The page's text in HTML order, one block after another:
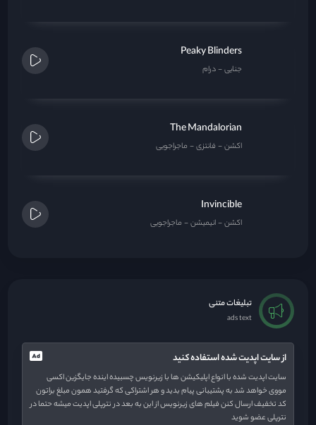
Peaky Blinders
جنایی درام
The Mandalorian
اکشن فانتزی ماجراجویی
Invincible
اکشن انیمیشن ماجراجویی
تبلیغات متنی
ads text
از سایت اپدیت شده استفاده کنید
سایت اپدیت شده با انواع اپلیکیشن ها با زیرنویس چسبیده اینده جایگزین اکسی
مووی خواهد شد به پشتیبانی پیام بدید و هر اشتراکی که گرفتید همون مبلغ براتون
کد تخفیف ارسال کنن فیلم های زیرنویس از این به بعد در نترپلی اپدیت میشه حتما در
نترپلی عضو شوید